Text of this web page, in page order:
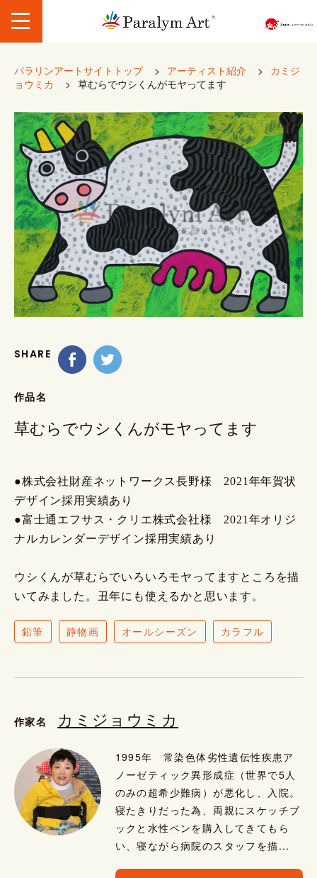
パラリンアートサイトトップ > アーティスト紹介 > カミジ
ョウミカ
> 草むらでウシくんがモヤってます
SHARE
作品名
草むらでウシくんがモヤってます
●株式会社財産ネットワークス長野様 2021年年賀状
デザイン採用実績あり
●富士通エフサス・クリエ株式会社様 2021年オリジ
ナルカレンダーデザイン採用実績あり
ウシくんが草むらでいろいろモヤってますところを描
いてみました。丑年にも使えるかと思います。
鉛筆 静物画 オールシーズン カラフル
作家名 カミジョウミカ
1995年 常染色体劣性遺伝性疾患ア
ノーゼティック異形成症（世界で5人
のみの超希少難病）が悪化し、入院。
寝たきりだった為、両親にスケッチブ
ックと水性ペンを購入してきてもら
い、寝ながら病院のスタッフを描...